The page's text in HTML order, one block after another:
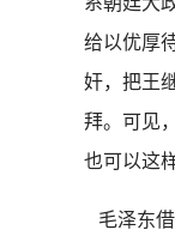
给以优厚
奸，把王
拜。可见
也可以这
毛泽东